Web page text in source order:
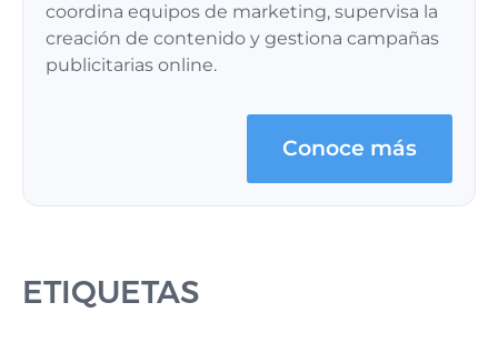
coordina equipos de marketing, supervisa la
creación de contenido y gestiona campañas
publicitarias online.
Conoce más
ETIQUETAS